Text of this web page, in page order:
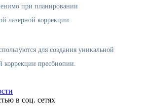
при планировании
лазерной коррекции.
для создания уникальной
коррекции пресбиопии.
в соц. сетях